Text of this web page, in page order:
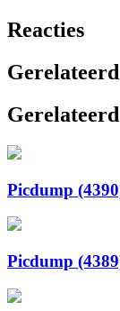
Reacties
Gerelateerd
Gerelateerd
Picdump
Picdump